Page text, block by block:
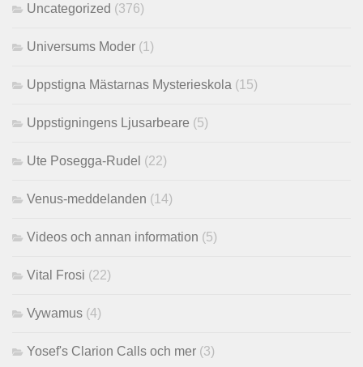
Uncategorized (376)
Universums Moder (1)
Uppstigna Mästarnas Mysterieskola (15)
Uppstigningens Ljusarbeare (5)
Ute Posegga-Rudel (22)
Venus-meddelanden (14)
Videos och annan information (5)
Vital Frosi (22)
Vywamus (4)
Yosef's Clarion Calls och mer (3)